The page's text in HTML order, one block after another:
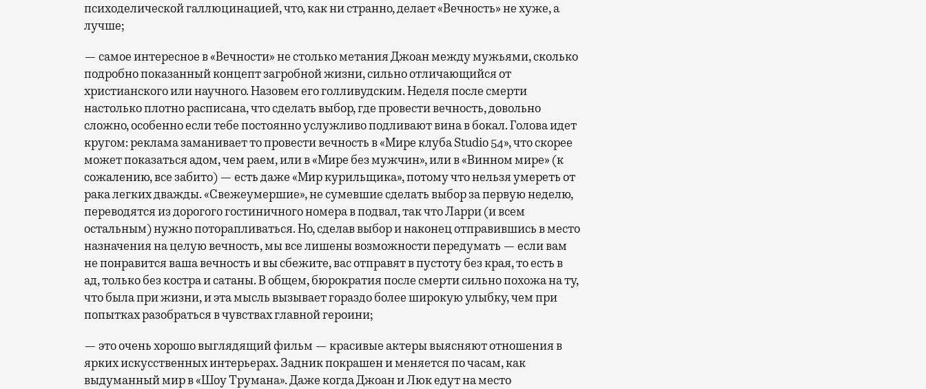
психоделической галлюцинацией, что, как ни странно, делает «Вечность» не хуже, а
лучше;
— самое интересное в «Вечности» не столько метания Джоан между мужьями, сколько
подробно показанный концепт загробной жизни, сильно отличающийся от
христианского или научного. Назовем его голливудским. Неделя после смерти
настолько плотно расписана, что сделать выбор, где провести вечность, довольно
сложно, особенно если тебе постоянно услужливо подливают вина в бокал. Голова идет
кругом: реклама заманивает то провести вечность в «Мире клуба Studio 54», что скорее
может показаться адом, чем раем, или в «Мире без мужчин», или в «Винном мире» (к
сожалению, все забито) — есть даже «Мир курильщика», потому что нельзя умереть от
рака легких дважды. «Свежеумершие», не сумевшие сделать выбор за первую неделю,
переводятся из дорогого гостиничного номера в подвал, так что Ларри (и всем
остальным) нужно поторапливаться. Но, сделав выбор и наконец отправившись в место
назначения на целую вечность, мы все лишены возможности передумать — если вам
не понравится ваша вечность и вы сбежите, вас отправят в пустоту без края, то есть в
ад, только без костра и сатаны. В общем, бюрократия после смерти сильно похожа на ту,
что была при жизни, и эта мысль вызывает гораздо более широкую улыбку, чем при
попытках разобраться в чувствах главной героини;
— это очень хорошо выглядящий фильм — красивые актеры выясняют отношения в
ярких искусственных интерьерах. Задник покрашен и меняется по часам, как
выдуманный мир в «Шоу Трумана». Даже когда Джоан и Люк едут на место